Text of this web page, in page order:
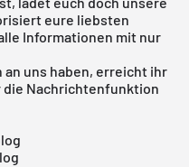
eure liebsten
Informationen mit nur
uns haben, erreicht ihr
die Nachrichtenfunktion